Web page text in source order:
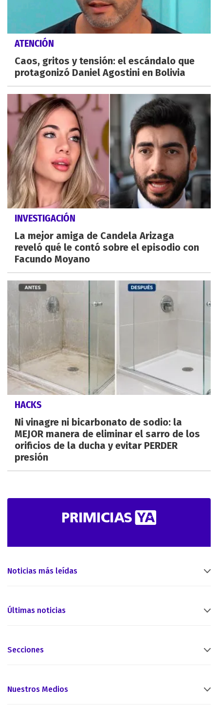
ATENCIÓN
Caos, gritos y tensión: el escándalo que
protagonizó Daniel Agostini en Bolivia
INVESTIGACIÓN
La mejor amiga de Candela Arizaga
reveló qué le contó sobre el episodio con
Facundo Moyano
HACKS
Ni vinagre ni bicarbonato de sodio: la
MEJOR manera de eliminar el sarro de los
orificios de la ducha y evitar PERDER
presión
Noticias más leídas
Últimas noticias
Secciones
Nuestros Medios